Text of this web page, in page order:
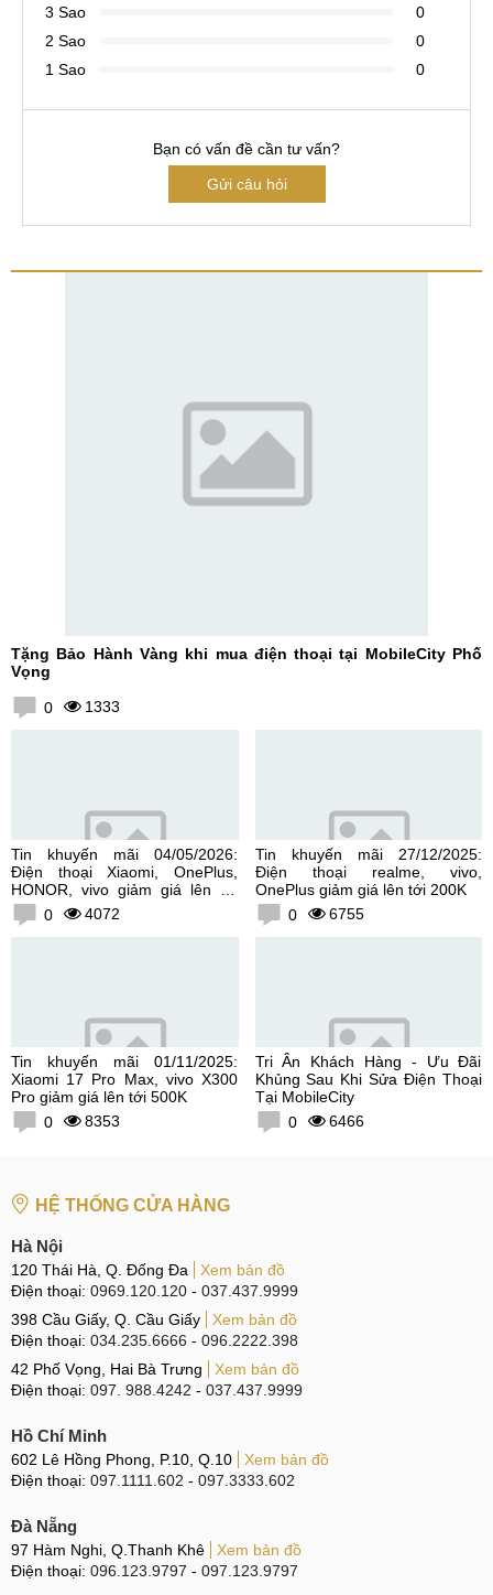
3 Sao
0
2 Sao
0
1 Sao
0
Bạn có vấn đề cần tư vấn?
Gửi câu hỏi
Tặng Bảo Hành Vàng khi mua điện thoại tại MobileCity Phố
Vọng
0 1333
Tin khuyến mãi 04/05/2026:
Điện thoại Xiaomi, OnePlus,
HONOR, vivo giảm giá lên tới
300K0 4072
Tin khuyến mãi 27/12/2025:
Điện thoại realme, vivo,
OnePlus giảm giá lên tới 200K
0
6755
Tin khuyến mãi 01/11/2025:
Xiaomi 17 Pro Max, vivo X300
Pro giảm giá lên tới 500K
0
8353
Tri Ân Khách Hàng - Ưu Đãi
Khủng Sau Khi Sửa Điện Thoại
Tại MobileCity
0
6466
HỆ THỐNG CỬA HÀNG
Hà Nội
120 Thái Hà, Q. Đống Đa
Xem bản đồ
Điện thoại: 0969.120.120 - 037.437.9999
398 Cầu Giấy, Q. Cầu Giấy
Xem bản đồ
Điện thoại: 034.235.6666 - 096.2222.398
42 Phố Vọng, Hai Bà Trưng
Xem bản đồ
Điện thoại: 097. 988.4242 - 037.437.9999
Hồ Chí Minh
602 Lê Hồng Phong, P.10, Q.10
Xem bản đồ
Điện thoại: 097.1111.602 - 097.3333.602
Đà Nẵng
97 Hàm Nghi, Q.Thanh Khê
Xem bản đồ
Điện thoại: 096.123.9797 - 097.123.9797